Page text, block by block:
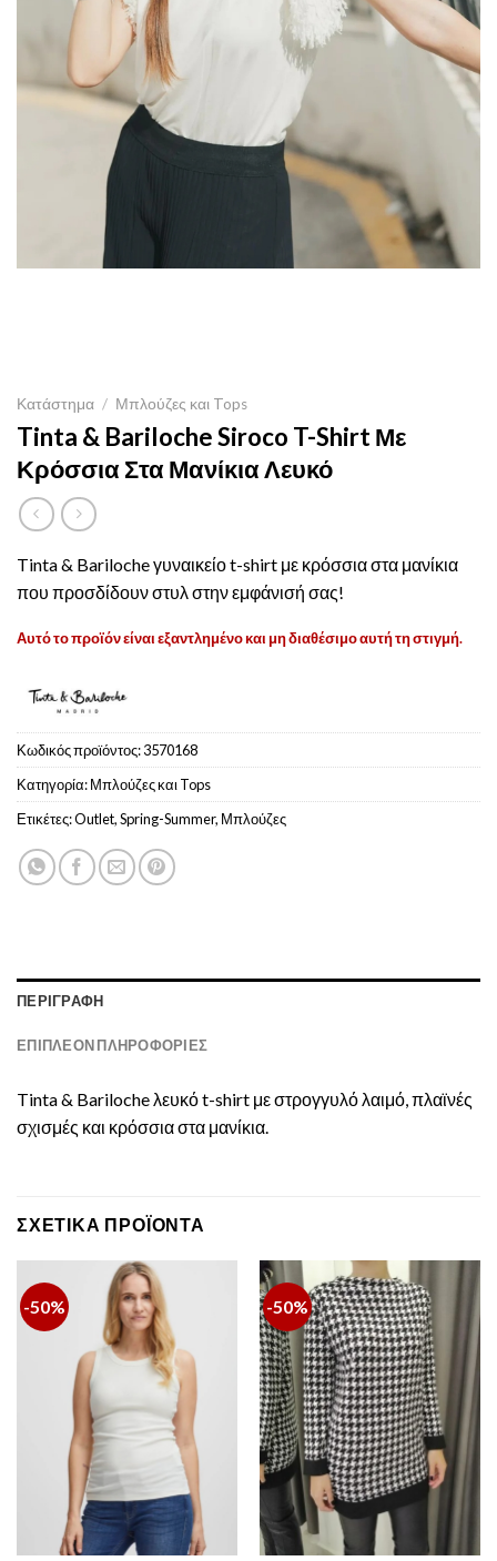
Κατάστημα / Μπλούζες και Tops
Tinta & Bariloche Siroco T-Shirt Με
Κρόσσια Στα Μανίκια Λευκό
Tinta & Bariloche γυναικείο t-shirt με κρόσσια στα μανίκια
που προσδίδουν στυλ στην εμφάνισή σας!
Αυτό το προϊόν είναι εξαντλημένο και μη διαθέσιμο αυτή τη στιγμή.
Κωδικός προϊόντος:3570168
Κατηγορία:Μπλούζες και Tops
Ετικέτες:Outlet,Spring-Summer, Μπλούζες
ΠΕΡΙΓΡΑΦΉ
ΕΠΙΠΛΈΟΝ ΠΛΗΡΟΦΟΡΊΕΣ
Tinta & Bariloche λευκό t-shirt με στρογγυλό λαιμό, πλαϊνές
σχισμές και κρόσσια στα μανίκια.
ΣΧΕΤΙΚΆ ΠΡΟΪΌΝΤΑ
-50% -50%